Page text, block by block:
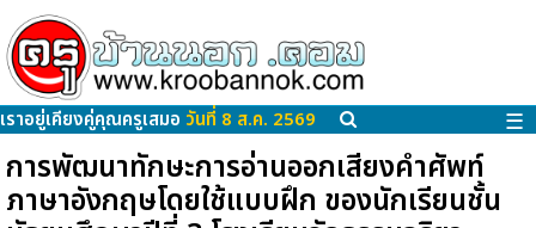
เราอยู่เคียงคู่คุณครูเสมอ วันที่ 8 ส.ค. 2569 ☰
การพัฒนาทักษะการอ่านออกเสียงคำศัพท์
ภาษาอังกฤษโดยใช้แบบฝึก ของนักเรียนชั้น